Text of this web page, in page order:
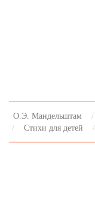
О.Э. Мандельштам
Стихи для детей